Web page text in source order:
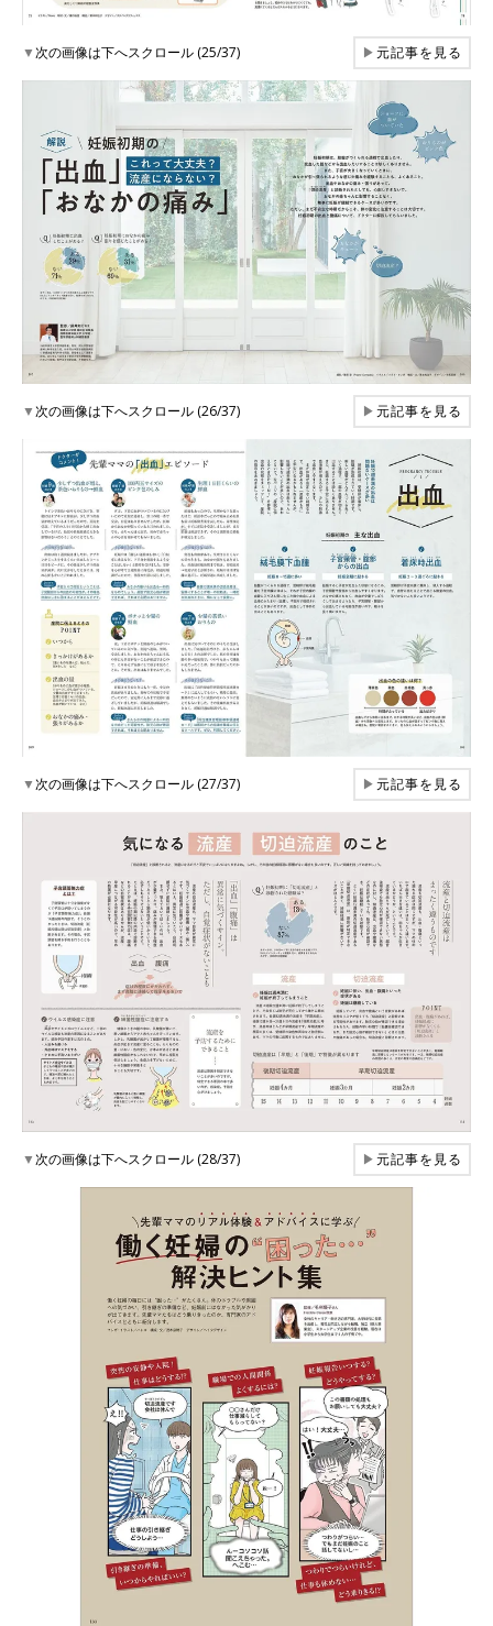
▼次の画像は下へスクロール (25/37) ▶元記事を見る
▼次の画像は下へスクロール (26/37) ▶元記事を見る
▼次の画像は下へスクロール (27/37) ▶元記事を見る
▼次の画像は下へスクロール (28/37) ▶元記事を見る